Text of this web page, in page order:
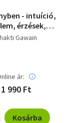
- intuíció,
érzések,
Gawain
ár:
1 990 Ft
Kosárba